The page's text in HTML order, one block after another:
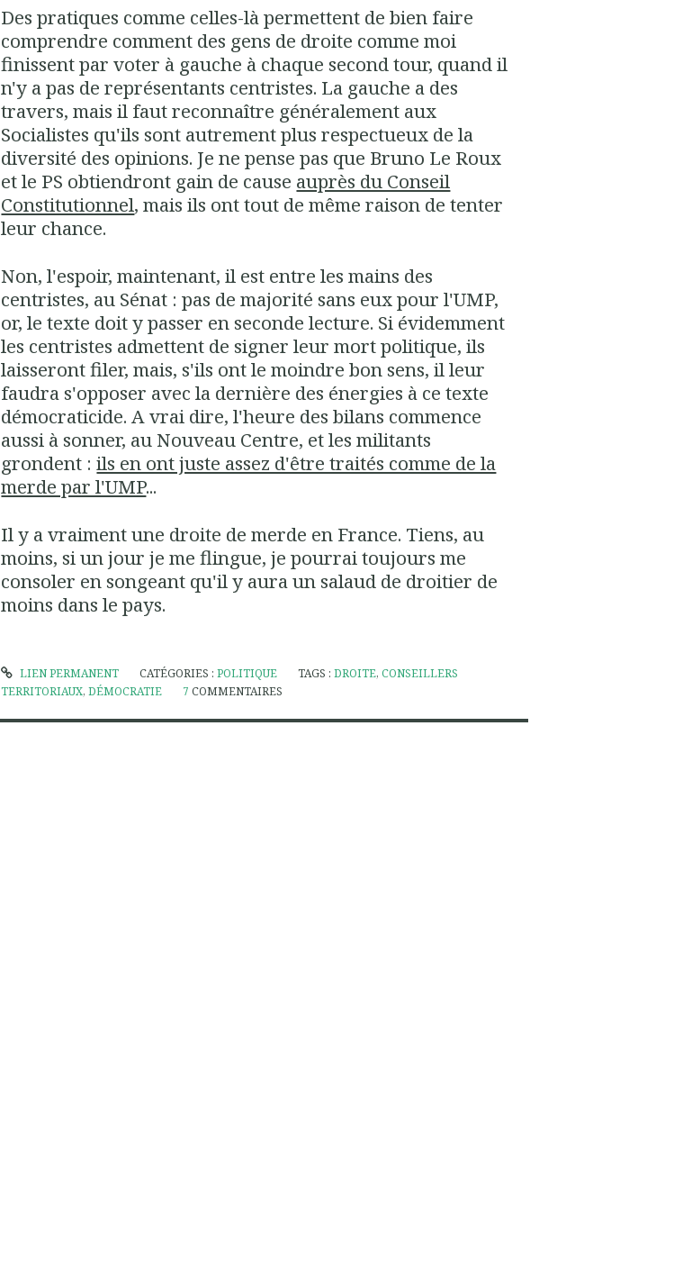
Des pratiques comme celles-là permettent de bien faire
comprendre comment des gens de droite comme moi
finissent par voter à gauche à chaque second tour, quand il
n'y a pas de représentants centristes. La gauche a des
travers, mais il faut reconnaître généralement aux
Socialistes qu'ils sont autrement plus respectueux de la
diversité des opinions. Je ne pense pas que Bruno Le Roux
et le PS obtiendront gain de cause auprès du Conseil
Constitutionnel, mais ils ont tout de même raison de tenter
leur chance.
Non, l'espoir, maintenant, il est entre les mains des
centristes, au Sénat : pas de majorité sans eux pour l'UMP,
or, le texte doit y passer en seconde lecture. Si évidemment
les centristes admettent de signer leur mort politique, ils
laisseront filer, mais, s'ils ont le moindre bon sens, il leur
faudra s'opposer avec la dernière des énergies à ce texte
démocraticide. A vrai dire, l'heure des bilans commence
aussi à sonner, au Nouveau Centre, et les militants
grondent :ils en ont juste assez d'être traités comme de la
merde par l'UMP...
Il y a vraiment une droite de merde en France. Tiens, au
moins, si un jour je me flingue, je pourrai toujours me
consoler en songeant qu'il y aura un salaud de droitier de
moins dans le pays.
LIEN PERMANENT CATÉGORIES : POLITIQUE TAGS : DROITE, CONSEILLERS
TERRITORIAUX,DÉMOCRATIE 7 COMMENTAIRES